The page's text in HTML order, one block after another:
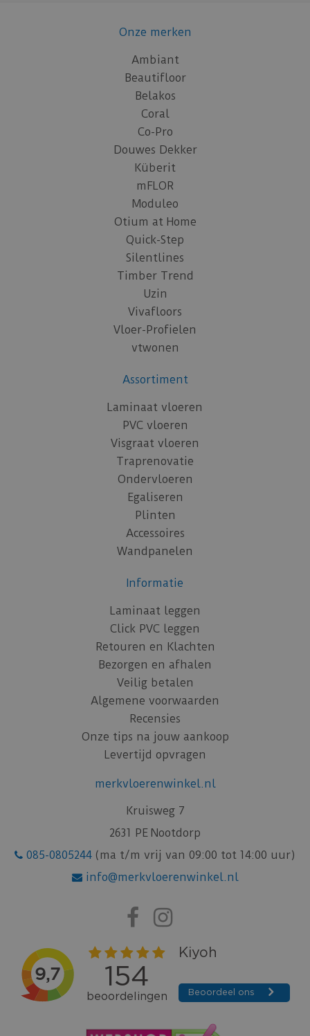
Onze merken
Ambiant
Beautifloor
Belakos
Coral
Co-Pro
Douwes Dekker
Küberit
mFLOR
Moduleo
Otium at Home
Quick-Step
Silentlines
Timber Trend
Uzin
Vivafloors
Vloer-Profielen
vtwonen
Assortiment
Laminaat vloeren
PVC vloeren
Visgraat vloeren
Traprenovatie
Ondervloeren
Egaliseren
Plinten
Accessoires
Wandpanelen
Informatie
Laminaat leggen
Click PVC leggen
Retouren en Klachten
Bezorgen en afhalen
Veilig betalen
Algemene voorwaarden
Recensies
Onze tips na jouw aankoop
Levertijd opvragen
merkvloerenwinkel.nl
Kruisweg 7
2631 PE Nootdorp
085-0805244 (ma t/m vrij van 09:00 tot 14:00 uur)
info@merkvloerenwinkel.nl